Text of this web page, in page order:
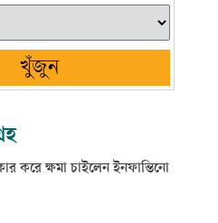
খুঁজুন
করে ক্ষমা চাইলেন ইনফান্তিনো